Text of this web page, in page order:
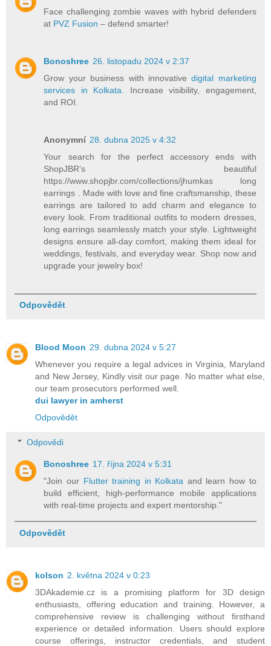
Face challenging zombie waves with hybrid defenders
at PVZ Fusion – defend smarter!
Bonoshree 26. listopadu 2024 v 2:37
Grow your business with innovativedigital marketing
services in Kolkata . Increase visibility, engagement,
and ROI.
Anonymní 28. dubna 2025 v 4:32
Your search for the perfect accessory ends with
ShopJBR’s beautiful
https://www.shopjbr.com/collections/jhumkas long
earrings . Made with love and fine craftsmanship, these
earrings are tailored to add charm and elegance to
every look. From traditional outfits to modern dresses,
long earrings seamlessly match your style. Lightweight
designs ensure all-day comfort, making them ideal for
weddings, festivals, and everyday wear. Shop now and
upgrade your jewelry box!
Odpovědět
Blood Moon 29. dubna 2024 v 5:27
Whenever you require a legal advices in Virginia, Maryland
and New Jersey, Kindly visit our page. No matter what else,
our team prosecutors performed well.
dui lawyer in amherst
Odpovědět
Odpovědi
Bonoshree 17. října 2024 v 5:31
"Join our Flutter training in Kolkata and learn how to
build efficient, high-performance mobile applications
with real-time projects and expert mentorship."
Odpovědět
kolson 2. května 2024 v 0:23
3DAkademie.cz is a promising platform for 3D design
enthusiasts, offering education and training. However, a
comprehensive review is challenging without firsthand
experience or detailed information. Users should explore
course offerings, instructor credentials, and student